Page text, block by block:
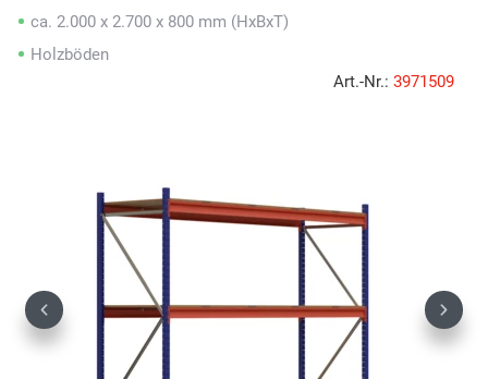
ca. 2.000 x 2.700 x 800 mm (HxBxT)
Holzböden
Art.-Nr.: 3971509
Previous Next